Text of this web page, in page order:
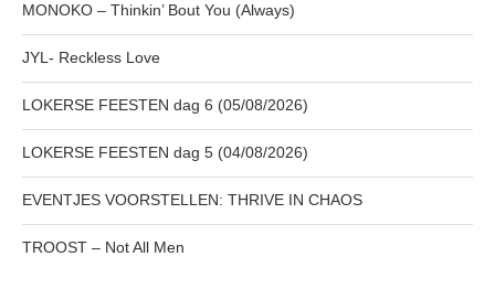
MONOKO – Thinkin’ Bout You (Always)
JYL- Reckless Love
LOKERSE FEESTEN dag 6 (05/08/2026)
LOKERSE FEESTEN dag 5 (04/08/2026)
EVENTJES VOORSTELLEN: THRIVE IN CHAOS
TROOST – Not All Men